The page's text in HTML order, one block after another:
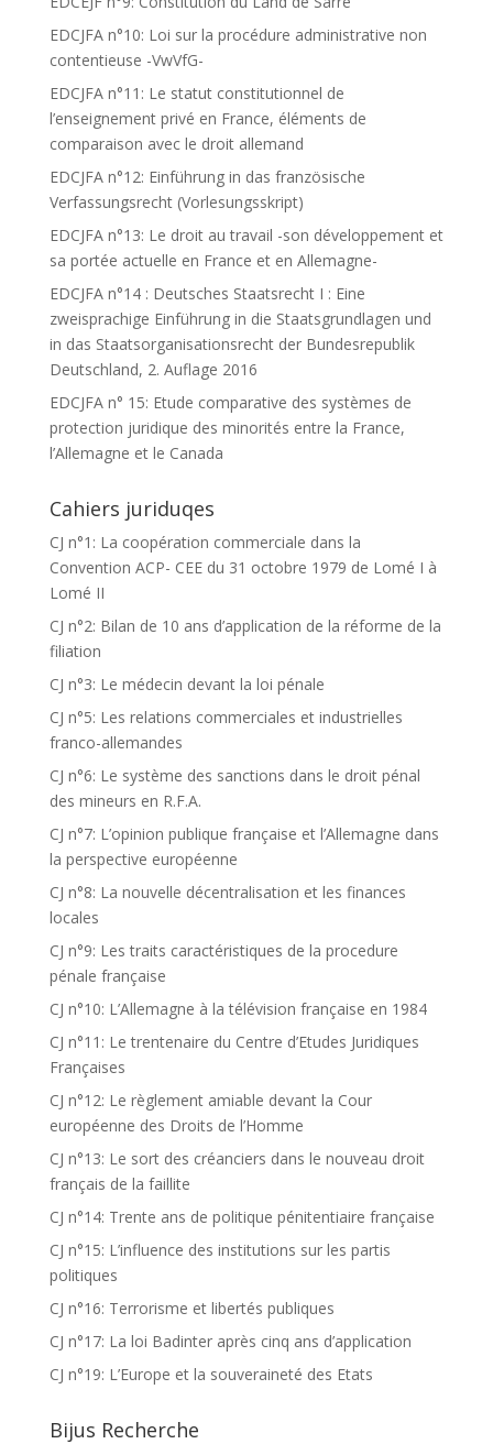
EDCJFA n°10: Loi sur la procédure administrative non
contentieuse -VwVfG-
EDCJFA n°11: Le statut constitutionnel de
l’enseignement privé en France, éléments de
comparaison avec le droit allemand
EDCJFA n°12: Einführung in das französische
Verfassungsrecht (Vorlesungsskript)
EDCJFA n°13: Le droit au travail -son développement et
sa portée actuelle en France et en Allemagne-
EDCJFA n°14 : Deutsches Staatsrecht I : Eine
zweisprachige Einführung in die Staatsgrundlagen und
in das Staatsorganisationsrecht der Bundesrepublik
Deutschland, 2. Auflage 2016
EDCJFA n° 15: Etude comparative des systèmes de
protection juridique des minorités entre la France,
l’Allemagne et le Canada
Cahiers juriduqes
CJ n°1: La coopération commerciale dans la
Convention ACP- CEE du 31 octobre 1979 de Lomé I à
Lomé II
CJ n°2: Bilan de 10 ans d’application de la réforme de la
filiation
CJ n°3: Le médecin devant la loi pénale
CJ n°5: Les relations commerciales et industrielles
franco-allemandes
CJ n°6: Le système des sanctions dans le droit pénal
des mineurs en R.F.A.
CJ n°7: L’opinion publique française et l’Allemagne dans
la perspective européenne
CJ n°8: La nouvelle décentralisation et les finances
locales
CJ n°9: Les traits caractéristiques de la procedure
pénale française
CJ n°10: L’Allemagne à la télévision française en 1984
CJ n°11: Le trentenaire du Centre d’Etudes Juridiques
Françaises
CJ n°12: Le règlement amiable devant la Cour
européenne des Droits de l’Homme
CJ n°13: Le sort des créanciers dans le nouveau droit
français de la faillite
CJ n°14: Trente ans de politique pénitentiaire française
CJ n°15: L’influence des institutions sur les partis
politiques
CJ n°16: Terrorisme et libertés publiques
CJ n°17: La loi Badinter après cinq ans d’application
CJ n°19: L’Europe et la souveraineté des Etats
Bijus Recherche